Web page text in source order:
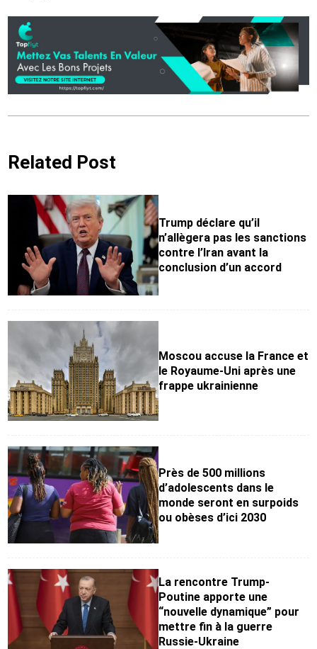
Related Post
Trump déclare qu’il
n’allègera pas les sanctions
contre l’Iran avant la
conclusion d’un accord
Moscou accuse la France et
le Royaume-Uni après une
frappe ukrainienne
Près de 500 millions
d’adolescents dans le
monde seront en surpoids
ou obèses d’ici 2030
La rencontre Trump-
Poutine apporte une
“nouvelle dynamique” pour
mettre fin à la guerre
Russie-Ukraine